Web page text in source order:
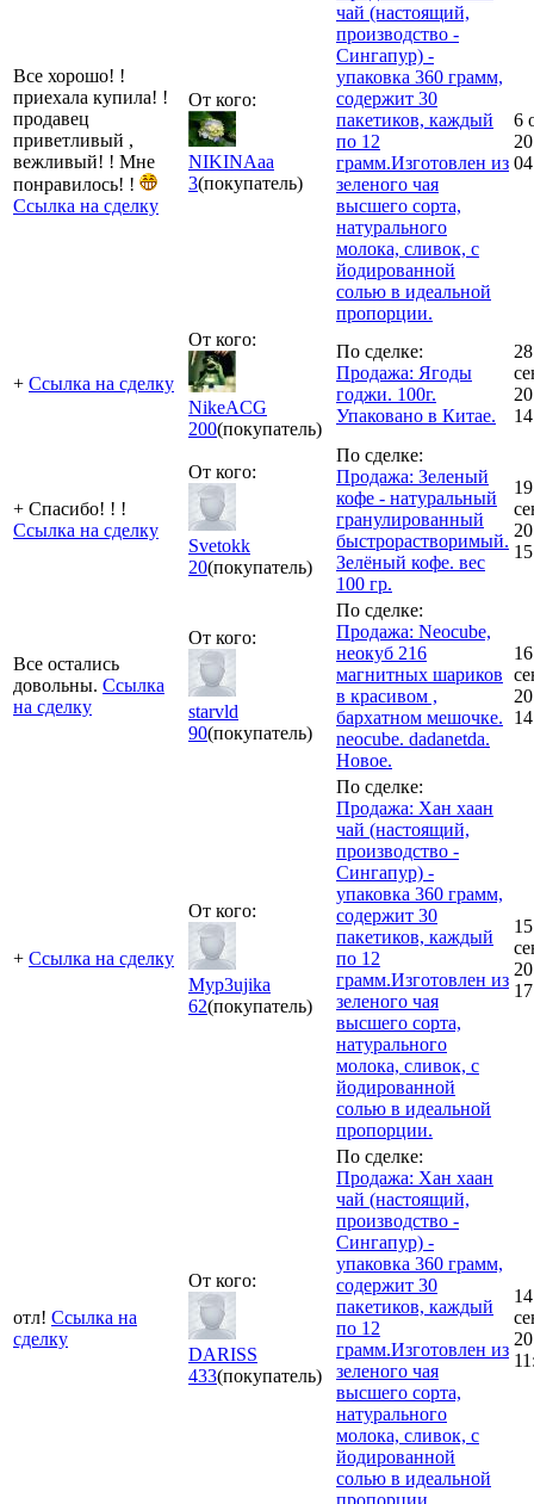
Все хорошо! !
приехала купила! !
продавец
приветливый ,
вежливый! ! Мне
понравилось! !
Ссылка на сделку
От кого:
NIKINAaa
3(покупатель)
чай (настоящий,
производство -
Сингапур) -
упаковка 360 грамм,
содержит 30
пакетиков, каждый
по 12
грамм.Изготовлен из
зеленого чая
высшего сорта,
натурального
молока, сливок, с
йодированной
солью в идеальной
пропорции.
6
+ Ссылка на сделку
От кого:
NikeACG
200(покупатель)
По сделке:
Продажа: Ягоды
годжи. 100г.
Упаковано в Китае.
28
+ Спасибо! ! !
Ссылка на сделку
От кого:
Svetokk
20(покупатель)
По сделке:
Продажа: Зеленый
кофе - натуральный
гранулированный
быстрорастворимый.
Зелёный кофе. вес
100 гр.
19
Все остались
довольны. Ссылка
на сделку
От кого:
starvld
90(покупатель)
По сделке:
Продажа: Neocube,
неокуб 216
магнитных шариков
в красивом ,
бархатном мешочке.
neocube. dadanetda.
Новое.
16
+ Ссылка на сделку
От кого:
Myp3ujika
62(покупатель)
По сделке:
Продажа: Хан хаан
чай (настоящий,
производство -
Сингапур) -
упаковка 360 грамм,
содержит 30
пакетиков, каждый
по 12
грамм.Изготовлен из
зеленого чая
высшего сорта,
натурального
молока, сливок, с
йодированной
солью в идеальной
пропорции.
15
отл! Ссылка на
сделку
От кого:
DARISS
433(покупатель)
По сделке:
Продажа: Хан хаан
чай (настоящий,
производство -
Сингапур) -
упаковка 360 грамм,
содержит 30
пакетиков, каждый
по 12
грамм.Изготовлен из
зеленого чая
высшего сорта,
натурального
молока, сливок, с
йодированной
солью в идеальной
пропорции.
14